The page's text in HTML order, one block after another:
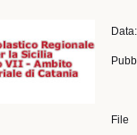
Data:
File